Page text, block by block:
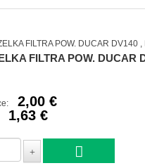
FILTRA POW. DUCAR
2,00 €
1,63 €